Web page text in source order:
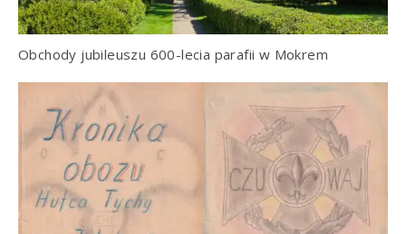
Obchody jubileuszu 600-lecia parafii w Mokrem